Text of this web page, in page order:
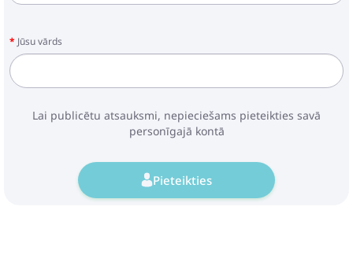
Jūsu vārds
Lai publicētu atsauksmi, nepieciešams pieteikties savā
personīgajā kontā
Pieteikties